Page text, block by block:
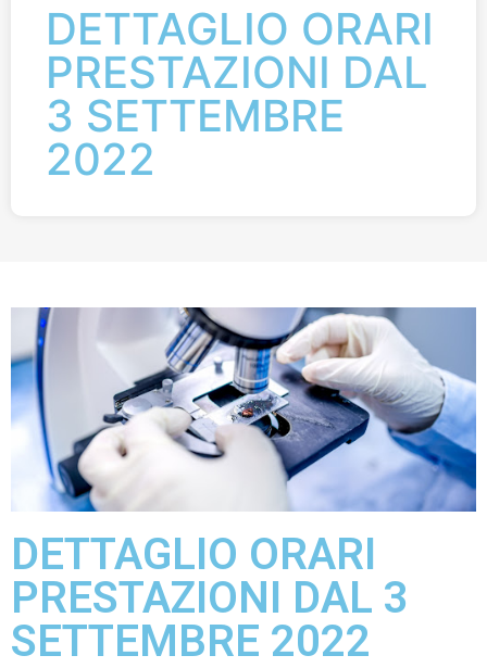
DETTAGLIO ORARI
PRESTAZIONI DAL
3 SETTEMBRE
2022
DETTAGLIO ORARI
PRESTAZIONI DAL 3
SETTEMBRE 2022